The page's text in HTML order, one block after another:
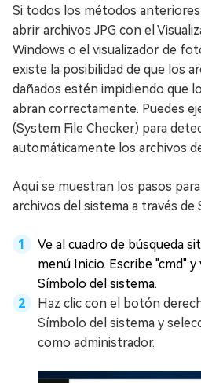
Si todos los métodos
abrir archivos JPG con el
Windows o el visualizador de
existe la posibilidad de que los
dañados estén impidiendo que
abran correctamente. Puedes
(System File Checker) para
automáticamente los archivos
Aquí se muestran los pasos
archivos del sistema a través de
Ve al cuadro de búsqueda
menú Inicio. Escribe "cmd"
Símbolo del sistema.
Haz clic con el botón
Símbolo del sistema y
como administrador.